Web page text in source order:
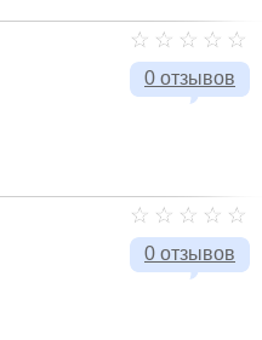
0 отзывов
0 отзывов